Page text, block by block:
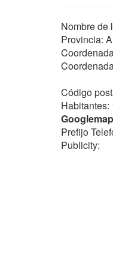
Nombre de
Provincia:
Código
Habitantes:
Prefijo
Publicity: